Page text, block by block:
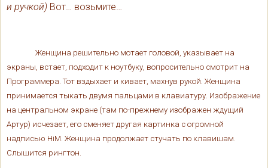
и ручкой) Вот… возьмите…
Женщина решительно мотает головой, указывает на
экраны, встает, подходит к ноутбуку, вопросительно смотрит на
Программера. Тот вздыхает и кивает, махнув рукой. Женщина
принимается тыкать двумя пальцами в клавиатуру. Изображение
на центральном экране (там по-прежнему изображен ждущий
Артур) исчезает, его сменяет другая картинка с огромной
надписью HiM. Женщина продолжает стучать по клавишам.
Слышится рингтон.